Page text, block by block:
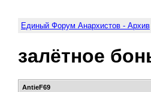
Единый Форум Анархистов - Архив
залётное
AntieF69